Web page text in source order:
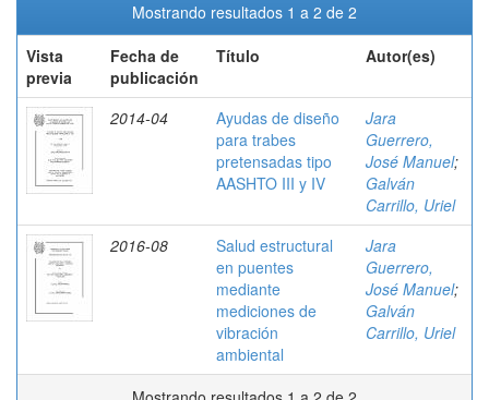
Mostrando resultados 1 a 2 de 2
Vista
previa
Fecha de
publicación
Título Autor(es)
2014-04
Ayudas de diseño
para trabes
pretensadas tipo
AASHTO III y IV
Jara
Guerrero,
José Manuel;
Galván
Carrillo, Uriel
2016-08
Salud estructural
en puentes
mediante
mediciones de
vibración
ambiental
Jara
Guerrero,
José Manuel;
Galván
Carrillo, Uriel